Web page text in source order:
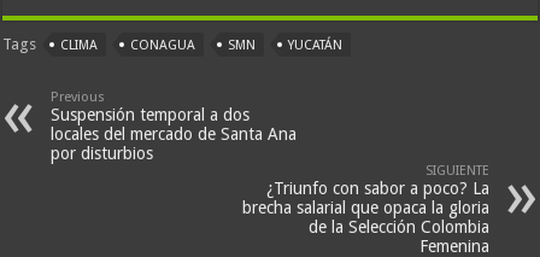
Tags CLIMA CONAGUA SMN YUCATÁN
Previous
Suspensión temporal a dos
locales del mercado de Santa Ana
por disturbios
SIGUIENTE
¿Triunfo con sabor a poco? La
brecha salarial que opaca la gloria
de la Selección Colombia
Femenina